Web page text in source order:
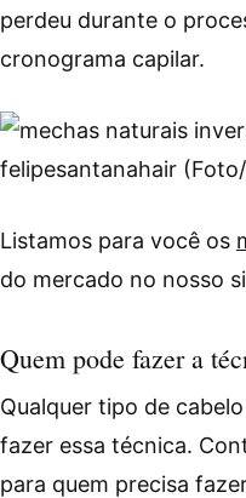
perdeu durante o
cronograma capilar.
felipesantanahair
Listamos para você os
do mercado no nosso
Quem pode fazer a
Qualquer tipo de
fazer essa técnica.
para quem precisa